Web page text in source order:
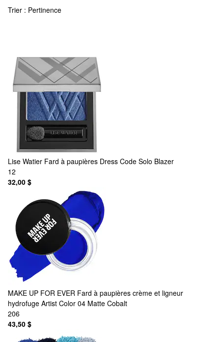
Trier : Pertinence
Lise Watier Fard à paupières Dress Code Solo Blazer
12
32,00 $
MAKE UP FOR EVER Fard à paupières crème et ligneur
hydrofuge Artist Color 04 Matte Cobalt
206
43,50 $